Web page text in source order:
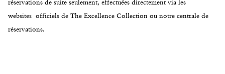
réservations de suite seulement, effectuées directement via les
websites officiels de The Excellence Collection ou notre centrale de
réservations.